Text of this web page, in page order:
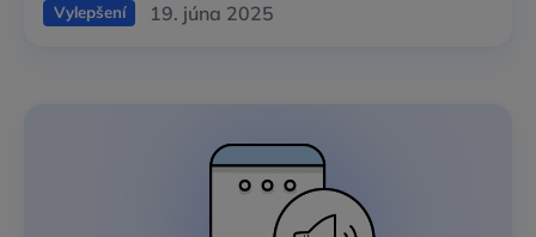
Vylepšení 19. júna 2025